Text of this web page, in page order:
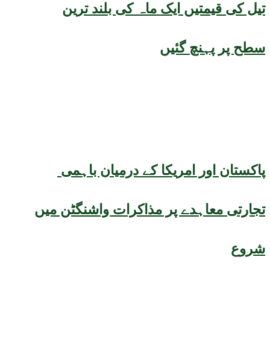
تیل کی قیمتیں ایک ماہ کی بلند ترین
سطح پر پہنچ گئیں
تجارتی معاہدے پر مذاکرات واشنگٹن میں
شروع